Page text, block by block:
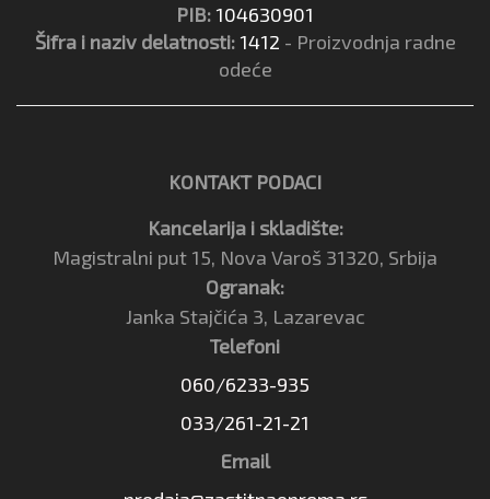
PIB: 104630901
Šifra i naziv delatnosti: 1412 - Proizvodnja radne
odeće
KONTAKT PODACI
Kancelarija i skladište:
Magistralni put 15, Nova Varoš 31320, Srbija
Ogranak:
Janka Stajčića 3, Lazarevac
Telefoni
060/6233-935
033/261-21-21
Email